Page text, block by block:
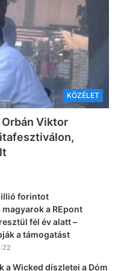
KÖZÉLET
Viktor
forintot
a REpont
fél év alatt –
a támogatást
a Wicked díszletei a Dóm